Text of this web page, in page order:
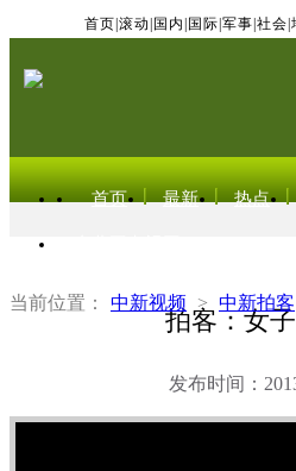
首页 滚动 国内 国际 军事 社会
首页 最新 热点
当前位置： 中新视频 > 中新拍客
拍客：女
发布时间：